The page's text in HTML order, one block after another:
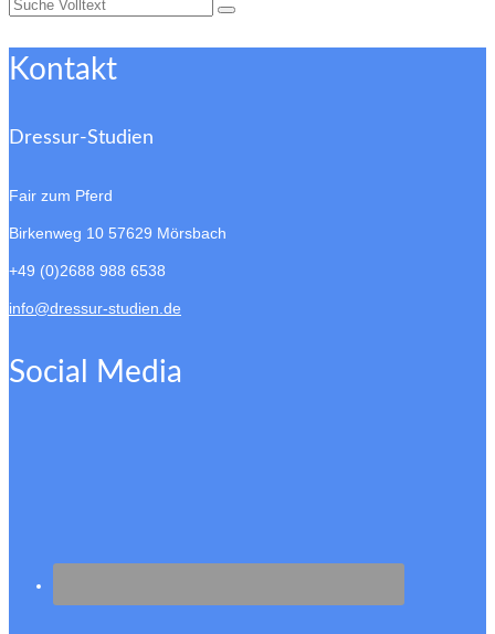
Kontakt
Dressur-Studien
Fair zum Pferd
Birkenweg 10 57629 Mörsbach
+49 (0)2688 988 6538
info@dressur-studien.de
Social Media